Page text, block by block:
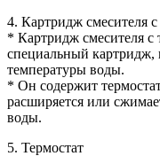
4. Картридж смесителя
* Картридж смесителя с
специальный картридж,
температуры воды.
* Он содержит
расширяется или
воды.
5. Термостат